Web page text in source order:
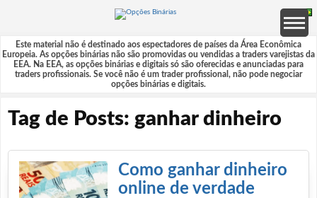
Este material não é destinado aos espectadores de países da Área Econômica
Europeia. As opções binárias não são promovidas ou vendidas a traders varejistas da
EEA. Na EEA, as opções binárias e digitais só são oferecidas e anunciadas para
traders profissionais. Se você não é um trader profissional, não pode negociar
opções binárias e digitais.
Tag de Posts: ganhar dinheiro
Como ganhar dinheiro
online de verdade